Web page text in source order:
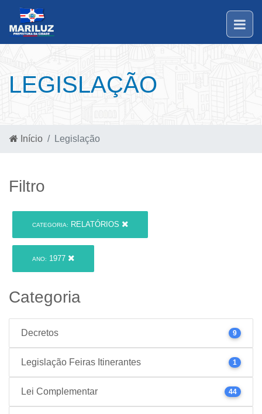
LEGISLAÇÃO
Início Legislação
Filtro
CATEGORIA: RELATÓRIOS
ANO: 1977
Categoria
Decretos 9
Legislação Feiras Itinerantes 1
Lei Complementar 44